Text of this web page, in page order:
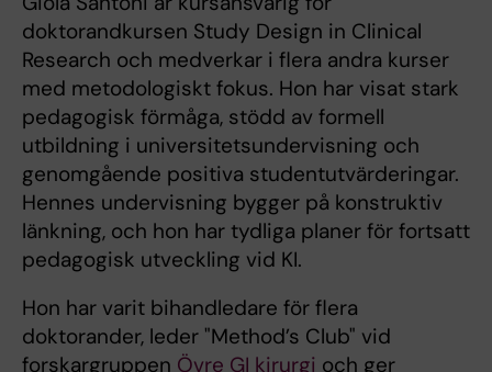
doktorandkursen Study Design in Clinical
Research och medverkar i flera andra kurser
med metodologiskt fokus. Hon har visat stark
pedagogisk förmåga, stödd av formell
utbildning i universitetsundervisning och
genomgående positiva studentutvärderingar.
Hennes undervisning bygger på konstruktiv
länkning, och hon har tydliga planer för fortsatt
pedagogisk utveckling vid KI.
Hon har varit bihandledare för flera
doktorander, leder "Method’s Club" vid
forskargruppen Övre GI kirurgi och ger